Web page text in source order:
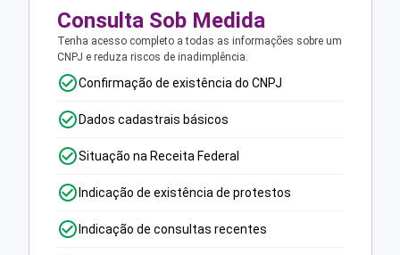
Consulta Sob Medida
Tenha acesso completo a todas as informações sobre um
CNPJ e reduza riscos de inadimplência.
Confirmação de existência do CNPJ
Dados cadastrais básicos
Situação na Receita Federal
Indicação de existência de protestos
Indicação de consultas recentes